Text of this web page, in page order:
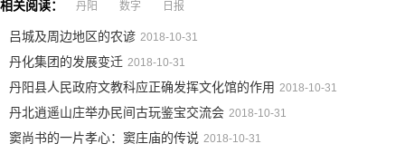
相关阅读： 丹阳 数字 日报
吕城及周边地区的农谚 2018-10-31
丹化集团的发展变迁 2018-10-31
丹阳县人民政府文教科应正确发挥文化馆的作用 2018-10-31
丹北逍遥山庄举办民间古玩鉴宝交流会 2018-10-31
窦尚书的一片孝心：窦庄庙的传说 2018-10-31